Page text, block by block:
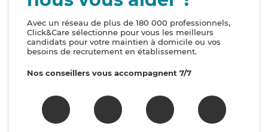
Avec un réseau de plus de 180 000 professionnels,
Click&Care sélectionne pour vous les meilleurs
candidats pour votre maintien à domicile ou vos
besoins de recrutement en établissement.
Nos conseillers vous accompagnent 7/7